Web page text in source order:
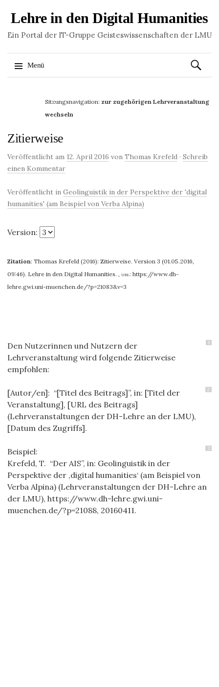
Lehre in den Digital Humanities
Ein Portal der IT-Gruppe Geisteswissenschaften der LMU
Menü
Suchen
nach:
Sitzungsnavigation: zur zugehörigen Lehrveranstaltung
wechseln
Zitierweise
Veröffentlicht am 12. April 2016 von Thomas Krefeld · Schreib
einen Kommentar
Veröffentlicht in Geolinguistik in der Perspektive der 'digital
humanities' (am Beispiel von Verba Alpina)
Version:
Zitation: Thomas Krefeld (2016): Zitierweise. Version 3 (01.05.2016,
09:46). Lehre in den Digital Humanities. , url: https://www.dh-
lehre.gwi.uni-muenchen.de/?p=21083&v=3
1
Den Nutzerinnen und Nutzern der
Lehrveranstaltung wird folgende Zitierweise
empfohlen:
2
[Autor/en]: “[Titel des Beitrags]”, in: [Titel der
Veranstaltung], [URL des Beitrags]
(Lehrveranstaltungen der DH-Lehre an der LMU),
[Datum des Zugriffs].
3
Beispiel:
Krefeld, T. “Der AIS”, in: Geolinguistik in der
Perspektive der ‚digital humanities‘ (am Beispiel von
Verba Alpina) (Lehrveranstaltungen der DH-Lehre an
der LMU), https://www.dh-lehre.gwi.uni-
muenchen.de/?p=21088, 20160411.